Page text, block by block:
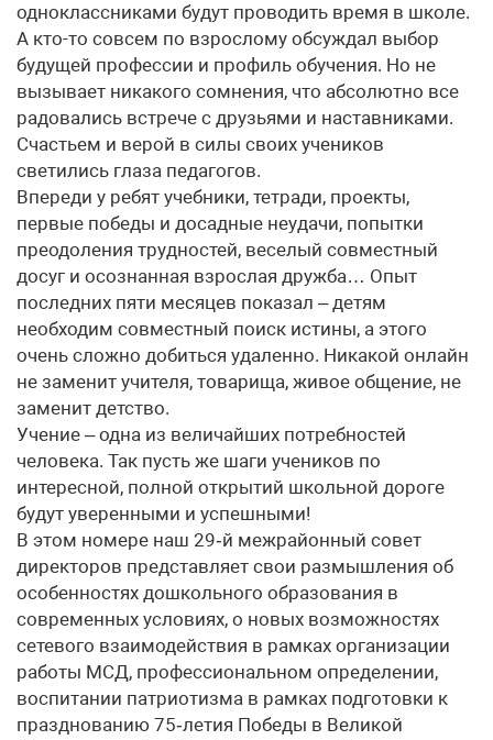
одноклассниками будут проводить время в школе.
А кто-то совсем по взрослому обсуждал выбор
будущей профессии и профиль обучения. Но не
вызывает никакого сомнения, что абсолютно все
радовались встрече с друзьями и наставниками.
Счастьем и верой в силы своих учеников
светились глаза педагогов.
Впереди у ребят учебники, тетради, проекты,
первые победы и досадные неудачи, попытки
преодоления трудностей, веселый совместный
досуг и осознанная взрослая дружба… Опыт
последних пяти месяцев показал – детям
необходим совместный поиск истины, а этого
очень сложно добиться удаленно. Никакой онлайн
не заменит учителя, товарища, живое общение, не
заменит детство.
Учение – одна из величайших потребностей
человека. Так пусть же шаги учеников по
интересной, полной открытий школьной дороге
будут уверенными и успешными!
В этом номере наш 29‑й межрайонный совет
директоров представляет свои размышления об
особенностях дошкольного образования в
современных условиях, о новых возможностях
сетевого взаимодействия в рамках организации
работы МСД, профессиональном определении,
воспитании патриотизма в рамках подготовки к
празднованию 75‑летия Победы в Великой